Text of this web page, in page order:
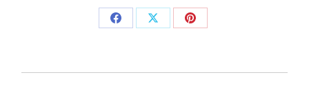
PartagerPartagerPartager